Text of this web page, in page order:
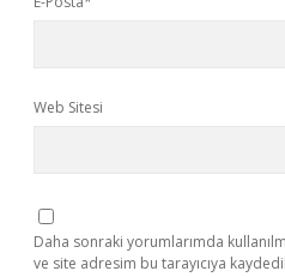
Web Sitesi
Daha sonraki yorumlarımda
ve site adresim bu tarayıcıya